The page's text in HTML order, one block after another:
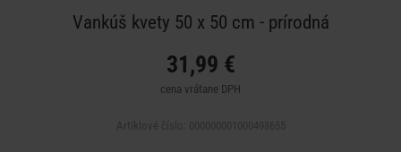
Vankúš kvety 50 x 50 cm - prírodná
31,99 €
cena vrátane DPH